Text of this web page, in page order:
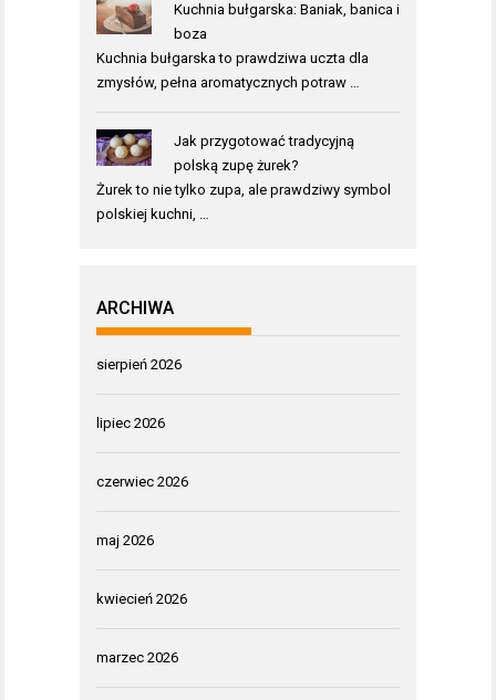
Kuchnia bułgarska: Baniak, banica i
boza
Kuchnia bułgarska to prawdziwa uczta dla
zmysłów, pełna aromatycznych potraw …
Jak przygotować tradycyjną
polską zupę żurek?
Żurek to nie tylko zupa, ale prawdziwy symbol
polskiej kuchni, …
ARCHIWA
sierpień 2026
lipiec 2026
czerwiec 2026
maj 2026
kwiecień 2026
marzec 2026